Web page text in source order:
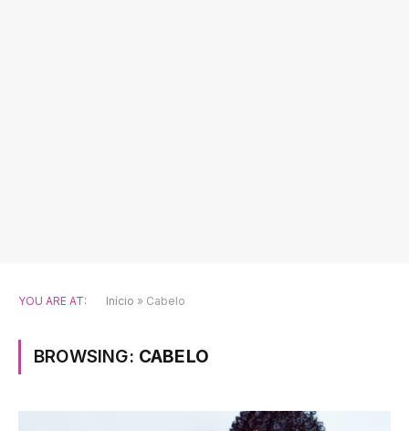
YOU ARE AT: Início » Cabelo
BROWSING: CABELO